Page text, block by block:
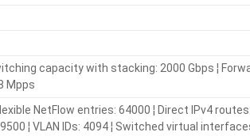
capacity with stacking: 2000 Gbps ¦
Mpps
NetFlow entries: 64000 ¦ Direct IPv4
¦ VLAN IDs: 4094 ¦ Switched virtual